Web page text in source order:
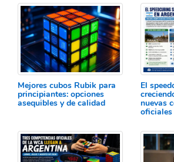
Mejores cubos Rubik para
principiantes: opciones
asequibles y de calidad
El
nuevas